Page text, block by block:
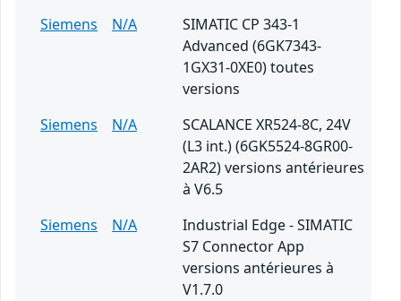
Siemens
N/A
SIMATIC CP 343-1
Advanced (6GK7343-
1GX31-0XE0) toutes
versions
Siemens
N/A
SCALANCE XR524-8C, 24V
(L3 int.) (6GK5524-8GR00-
2AR2) versions antérieures
à V6.5
Siemens
N/A
Industrial Edge - SIMATIC
S7 Connector App
versions antérieures à
V1.7.0